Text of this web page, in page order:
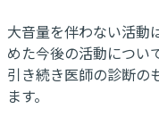
大音量を伴わない活動
めた今後の活動につい
引き続き医師の診断の
ます。